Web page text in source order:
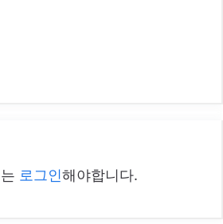
로그인해야합니다.